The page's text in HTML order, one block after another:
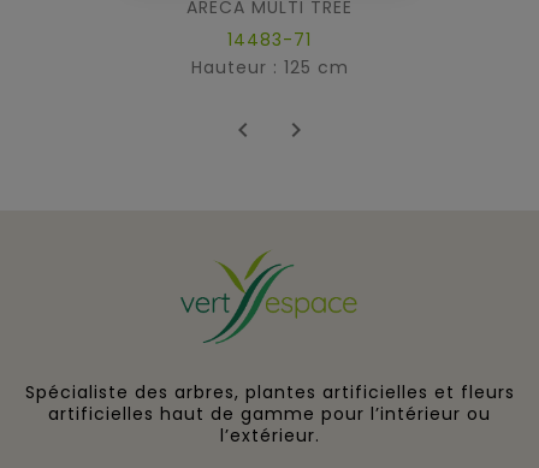
ARECA MULTI TREE
14483-71
Hauteur : 125 cm
 
Spécialiste des arbres, plantes artificielles et fleurs
artificielles haut de gamme pour l’intérieur ou
l’extérieur.